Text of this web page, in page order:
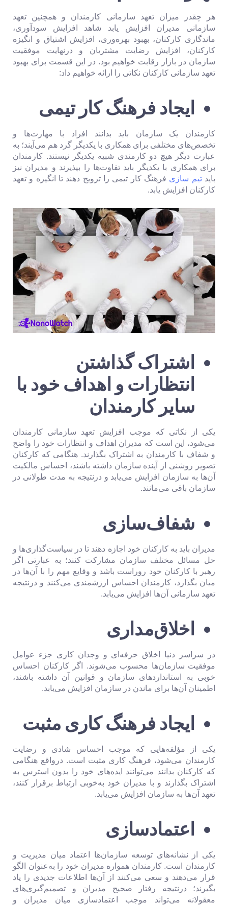
هر چقدر میزان تعهد سازمانی کارمندان و همچنین تعهد
سازمانی مدیران افزایش یابد شاهد افزایش سودآوری،
ماندگاری کارکنان، بهبود بهره‌وری، افزایش اشتیاق و انگیزه
کارکنان، افزایش رضایت مشتریان و درنهایت موفقیت
سازمان در بازار رقابت خواهیم بود. در این قسمت برای بهبود
تعهد سازمانی کارکنان نکاتی را ارائه خواهیم داد:
ایجاد فرهنگ کار تیمی
کارمندان یک سازمان باید بدانند افراد با مهارت‌ها و
تخصص‌های مختلفی برای همکاری با یکدیگر گرد هم می‌آیند؛ به
عبارت دیگر هیچ دو کارمندی شبیه یکدیگر نیستند. کارمندان
برای همکاری با یکدیگر باید تفاوت‌ها را بپذیرند و مدیران نیز
بایدتیم سازی فرهنگ کار تیمی را ترویج دهند تا انگیزه و تعهد
کارکنان افزایش یابد.
اشتراک گذاشتن
انتظارات و اهداف خود با
سایر کارمندان
یکی از نکاتی که موجب افزایش تعهد سازمانی کارمندان
می‌شود، این است که مدیران اهداف و انتظارات خود را واضح
و شفاف با کارمندان به اشتراک بگذارند. هنگامی که کارکنان
تصویر روشنی از آینده سازمان داشته باشند، احساس مالکیت
آن‌ها به سازمان افزایش می‌یابد و درنتیجه به مدت طولانی در
سازمان باقی می‌مانند.
شفاف‌سازی
مدیران باید به کارکنان خود اجازه دهند تا در سیاست‌گذاری‌ها و
حل مسائل مختلف سازمان مشارکت کنند؛ به عبارتی اگر
رهبر با کارکنان خود روراست باشد و وقایع مهم را با آن‌ها در
میان بگذارد، کارمندان احساس ارزشمندی می‌کنند و درنتیجه
تعهد سازمانی آن‌ها افزایش می‌یابد.
اخلاق‌مداری
در سراسر دنیا اخلاق حرفه‌ای و وجدان کاری جزء عوامل
موفقیت سازمان‌ها محسوب می‌شوند. اگر کارکنان احساس
خوبی به استانداردهای سازمان و قوانین آن داشته باشند،
اطمینان آن‌ها برای ماندن در سازمان افزایش می‌یابد.
ایجاد فرهنگ کاری مثبت
یکی از مؤلفه‌هایی که موجب احساس شادی و رضایت
کارمندان می‌شود، فرهنگ کاری مثبت است. درواقع هنگامی
که کارکنان بدانند می‌توانند ایده‌های خود را بدون استرس به
اشتراک بگذارند و با مدیران خود به‌خوبی ارتباط برقرار کنند،
تعهد آن‌ها به سازمان افزایش می‌یابد.
اعتمادسازی
یکی از نشانه‌های توسعه سازمان‌ها اعتماد میان مدیریت و
کارمندان است. کارمندان همواره مدیران خود را به‌عنوان الگو
قرار می‌دهند و سعی می‌کنند از آن‌ها اطلاعات جدیدی را یاد
بگیرند؛ درنتیجه رفتار صحیح مدیران و تصمیم‌گیری‌های
معقولانه می‌تواند موجب اعتمادسازی میان مدیران و